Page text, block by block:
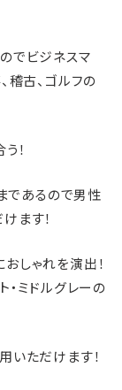
でビジネスマ
稽古、ゴルフの
！
あるので男性
ます！
しゃれを演出！
・ミドルグレーの
いただけます！